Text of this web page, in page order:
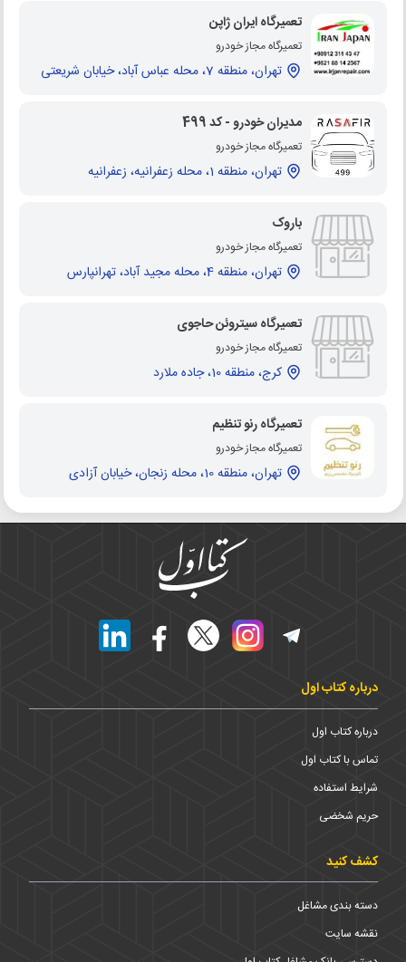
تعمیرگاه ایران ژاپن
تعمیرگاه مجاز خودرو
تهران، منطقه 7، محله عباس آباد، خیابان شریعتی
مدیران خودرو - کد 499
تعمیرگاه مجاز خودرو
تهران، منطقه 1، محله زعفرانیه، زعفرانیه
باروک
تعمیرگاه مجاز خودرو
تهران، منطقه 4، محله مجید آباد، تهرانپارس
تعمیرگاه سیتروئن حاجوی
تعمیرگاه مجاز خودرو
کرج، منطقه 10، جاده ملارد
تعمیرگاه رنو تنظیم
تعمیرگاه مجاز خودرو
تهران، منطقه 10، محله زنجان، خیابان آزادی
درباره کتاب اول
درباره کتاب اول
تماس با کتاب اول
شرایط استفاده
حریم شخضی
کشف کنید
دسته بندی مشاغل
نقشه سایت